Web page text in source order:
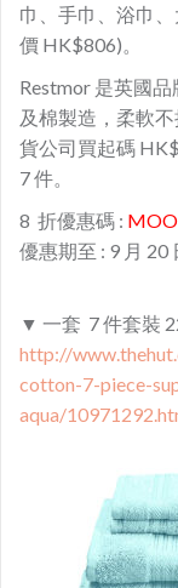
巾、手巾、浴巾
價 HK$806)。
Restmor 是英國
及棉製造，柔軟
貨公司買起碼
7 件。
8 折優惠碼 :
優惠期至 : 9 月 20
▼ 一套 7 件套裝
http://
cotton-7-piece-
aqua/